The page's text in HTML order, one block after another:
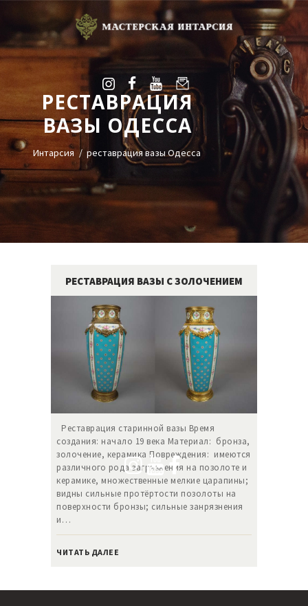
РЕСТАВРАЦИЯ
ВАЗЫ ОДЕССА
Интарсия реставрация вазы Одесса
УСЛУГИ
ГАЛЕРЕЯ
ОЦЕНКА
О НАС
БЛОГ
КОНТАКТЫ
Viber
РЕСТАВРАЦИЯ ВАЗЫ С ЗОЛОЧЕНИЕМ
Реставрация старинной вазы Время
создания: начало 19 века Материал: бронза,
золочение, керамика Повреждения: имеются
различного рода загрязнения на позолоте и
керамике, множественные мелкие царапины;
видны сильные протёртости позолоты на
поверхности бронзы; сильные занрязнения
и…
ЧИТАТЬ ДАЛЕЕ